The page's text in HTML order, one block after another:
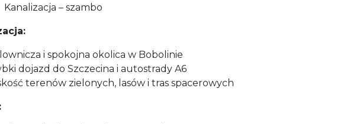
Kanalizacja – szambo
i spokojna okolica w Bobolinie
dojazd do Szczecina i autostrady A6
terenów zielonych, lasów i tras spacerowych